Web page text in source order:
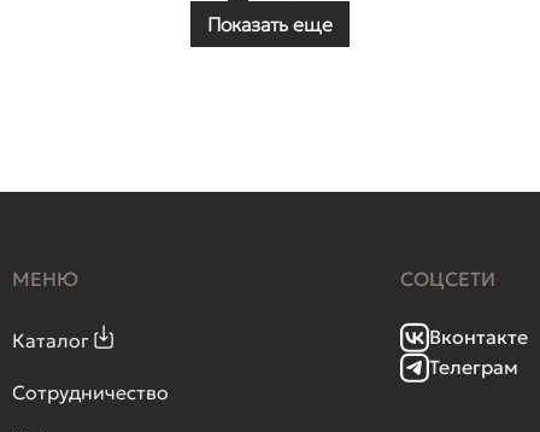
Показать еще
МЕНЮ
Каталог
Сотрудничество
СОЦСЕТИ
Вконтакте
Телеграм